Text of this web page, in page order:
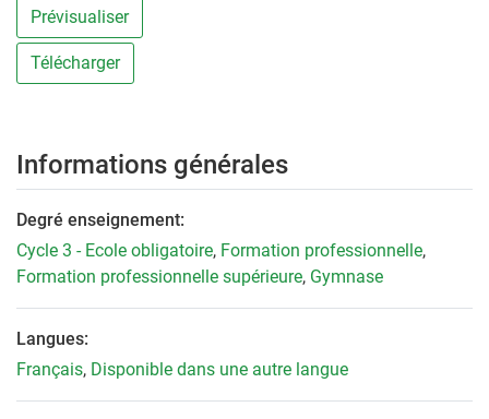
Prévisualiser
Télécharger
Informations générales
Degré enseignement:
Cycle 3 - Ecole obligatoire, Formation professionnelle,
Formation professionnelle supérieure, Gymnase
Langues:
Français, Disponible dans une autre langue